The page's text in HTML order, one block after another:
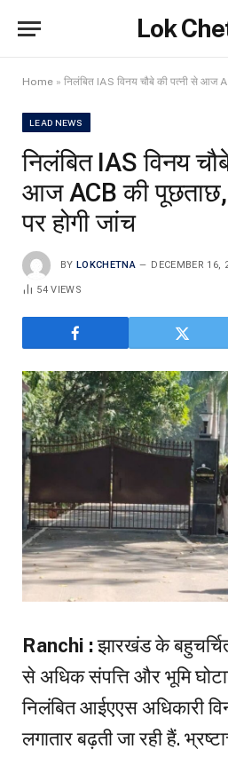
Lok
Home » निलंबित IAS विनय चौबे की पत्नी से आज
LEAD NEWS
निलंबित IAS विनय
आज ACB की पूछताछ,
पर होगी जांच
BY LOKCHETNA DECEMBER 16,
54VIEWS
Ranchi :झारखंड के
से अधिक संपत्ति और भूमि
निलंबित आईएएस अधिकारी
लगातार बढ़ती जा रही हैं.